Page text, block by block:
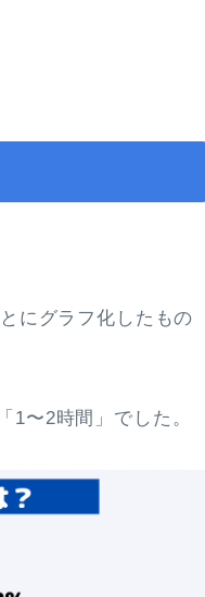
にグラフ化したもの
〜2時間」でした。